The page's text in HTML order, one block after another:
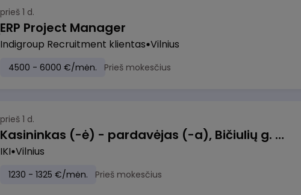
prieš 1 d.
ERP Project Manager
Indigroup Recruitment klientas Vilnius
4500 - 6000 €/mėn. Prieš mokesčius
prieš 1 d.
Kasininkas (-ė) - pardavėjas (-a), Bičiulių g. 36, Bukiškis, Vilnius
IKI Vilnius
1230 - 1325 €/mėn. Prieš mokesčius